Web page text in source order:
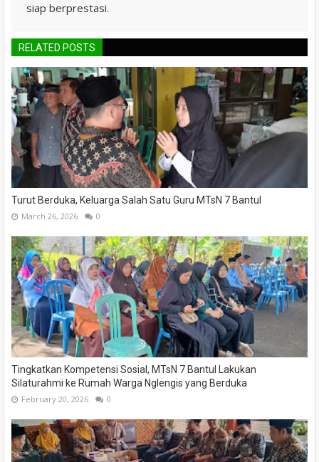
siap berprestasi.
RELATED POSTS
Turut Berduka, Keluarga Salah Satu Guru MTsN 7 Bantul
March 26, 2026 0
Tingkatkan Kompetensi Sosial, MTsN 7 Bantul Lakukan
Silaturahmi ke Rumah Warga Nglengis yang Berduka
February 20, 2026 0